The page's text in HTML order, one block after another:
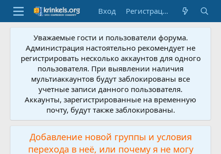
Вход Регистрация
Уважаемые гости и пользователи форума.
Администрация настоятельно рекомендует не
регистрировать несколько аккаунтов для одного
пользователя. При выявлении наличия
мультиаккаунтов будут заблокированы все
учетные записи данного пользователя.
Аккаунты, зарегистрированные на временную
почту, будут также заблокированы.
Добавление новой группы и условия
перехода в неё, или почему я не могу